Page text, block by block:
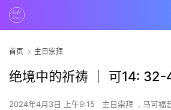
首页 主日崇拜
绝境中的祈祷 ｜ 可14: 32-
2024年4月3日 上午9:15 主日崇拜 , 马可福